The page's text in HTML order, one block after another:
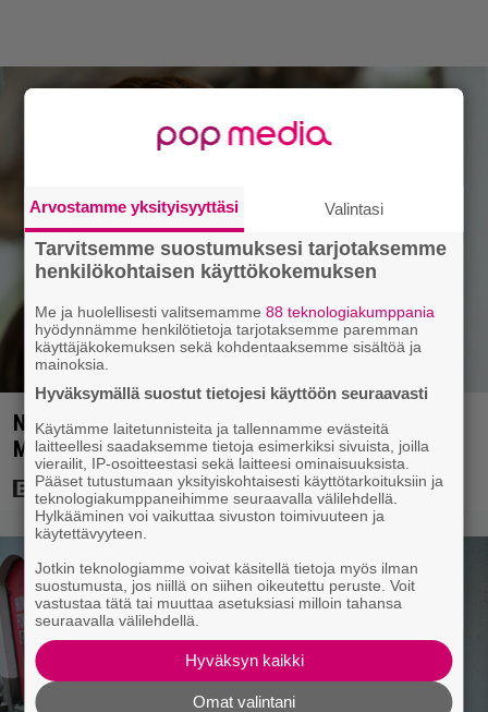
Nyt Netflixissä: 180 miljoonan toimintaseikkailu –
Margot Robbie vei seksikohtauksen liian pitkälle
Arvostamme yksityisyyttäsi Valintasi
Tarvitsemme suostumuksesi tarjotaksemme
henkilökohtaisen käyttökokemuksen
Me ja huolellisesti valitsemamme88 teknologiakumppania
hyödynnämme henkilötietoja tarjotaksemme paremman
käyttäjäkokemuksen sekä kohdentaaksemme sisältöä ja
mainoksia.
Hyväksymällä suostut tietojesi käyttöön seuraavasti
Käytämme laitetunnisteita ja tallennamme evästeitä
laitteellesi saadaksemme tietoja esimerkiksi sivuista, joilla
vierailit, IP-osoitteestasi sekä laitteesi ominaisuuksista.
Pääset tutustumaan yksityiskohtaisesti käyttötarkoituksiin ja
teknologiakumppaneihimme seuraavalla välilehdellä.
Hylkääminen voi vaikuttaa sivuston toimivuuteen ja
käytettävyyteen.
Jotkin teknologiamme voivat käsitellä tietoja myös ilman
suostumusta, jos niillä on siihen oikeutettu peruste. Voit
vastustaa tätä tai muuttaa asetuksiasi milloin tahansa
seuraavalla välilehdellä.
Hyväksyn kaikki
Omat valintani